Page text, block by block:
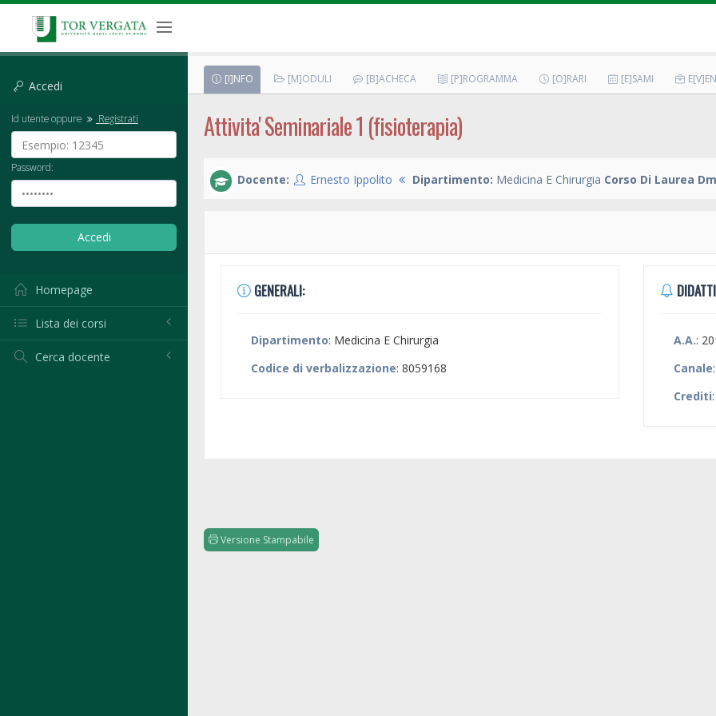
Accedi
Id utente oppure Registrati
Password:
Homepage
Lista dei corsi
Cerca docente
[I]NFO [M]ODULI [B]ACHECA [P]ROGRAMMA [O]RARI [E]SAMI
Attivita' Seminariale 1 (fisioterapia)
Docente: Ernesto Ippolito Dipartimento: Medicina E Chirurgia Corso Di Laurea
GENERALI:
Dipartimento: Medicina E Chirurgia
Codice di verbalizzazione: 8059168
A.A.:
Canale
Crediti
Versione Stampabile